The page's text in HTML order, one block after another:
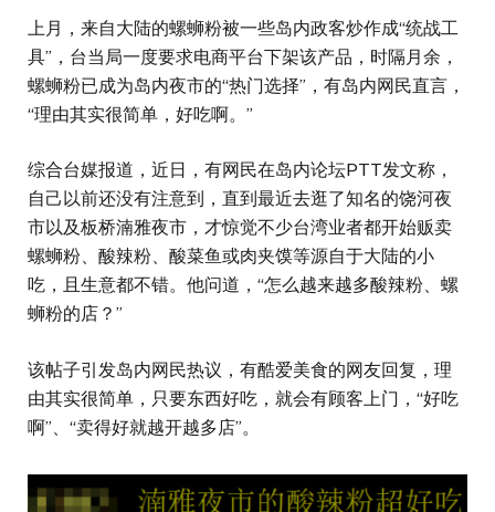
上月，来自大陆的螺蛳粉被一些岛内政客炒作成“统战工
具”，台当局一度要求电商平台下架该产品，时隔月余，
螺蛳粉已成为岛内夜市的“热门选择”，有岛内网民直言，
“理由其实很简单，好吃啊。”
综合台媒报道，近日，有网民在岛内论坛PTT发文称，
自己以前还没有注意到，直到最近去逛了知名的饶河夜
市以及板桥湳雅夜市，才惊觉不少台湾业者都开始贩卖
螺蛳粉、酸辣粉、酸菜鱼或肉夹馍等源自于大陆的小
吃，且生意都不错。他问道，“怎么越来越多酸辣粉、螺
蛳粉的店？”
该帖子引发岛内网民热议，有酷爱美食的网友回复，理
由其实很简单，只要东西好吃，就会有顾客上门，“好吃
啊”、“卖得好就越开越多店”。